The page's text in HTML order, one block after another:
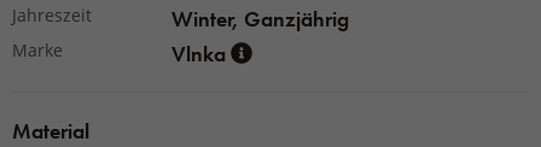
Jahreszeit Winter, Ganzjährig
Marke Vlnka
Material